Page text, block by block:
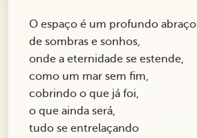
O espaço é um profundo abraço
de sombras e sonhos,
onde a eternidade se estende,
como um mar sem fim,
cobrindo o que já foi,
o que ainda será,
tudo se entrelaçando